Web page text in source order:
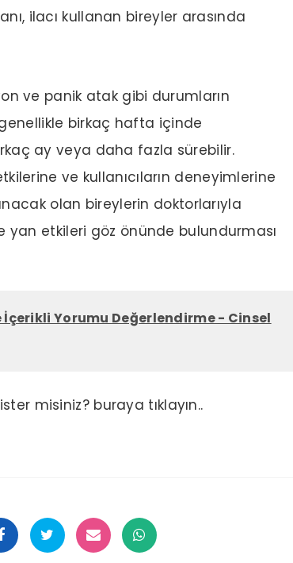
ilacı kullanan bireyler arasında
ve panik atak gibi durumların
birkaç hafta içinde
ay veya daha fazla sürebilir.
ve kullanıcıların deneyimlerine
olan bireylerin doktorlarıyla
etkileri göz önünde bulundurması
İçerikli Yorumu Değerlendirme - Cinsel
misiniz? buraya tıklayın..